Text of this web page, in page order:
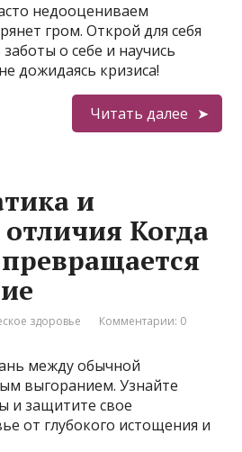
недооцениваем
гром. Открой для себя
о себе и научись
дожидаясь кризиса!
Читать далее
и
Когда
здоровье Комментарии: 0
между обычной
выгоранием. Узнайте
и защитите свое
от глубокого истощения и